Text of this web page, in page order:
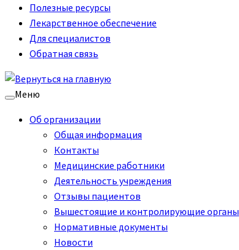
Полезные ресурсы
Лекарственное обеспечение
Для специалистов
Обратная связь
Меню
Об организации
Общая информация
Контакты
Медицинские работники
Деятельность учреждения
Отзывы пациентов
Вышестоящие и контролирующие органы
Нормативные документы
Новости